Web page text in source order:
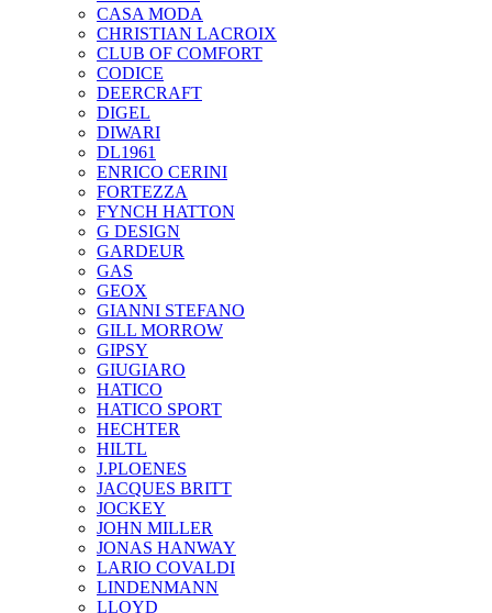
CASA MODA
CHRISTIAN LACROIX
CLUB OF COMFORT
CODICE
DEERCRAFT
DIGEL
DIWARI
DL1961
ENRICO CERINI
FORTEZZA
FYNCH HATTON
G DESIGN
GARDEUR
GAS
GEOX
GIANNI STEFANO
GILL MORROW
GIPSY
GIUGIARO
HATICO
HATICO SPORT
HECHTER
HILTL
J.PLOENES
JAСQUES BRITT
JOCKEY
JOHN MILLER
JONAS HANWAY
LARIO COVALDI
LINDENMANN
LLOYD